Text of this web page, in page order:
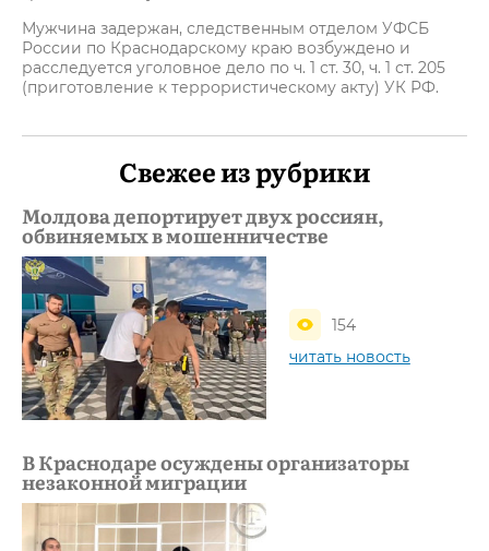
Мужчина задержан, следственным отделом УФСБ
России по Краснодарскому краю возбуждено и
расследуется уголовное дело по ч. 1 ст. 30, ч. 1 ст. 205
(приготовление к террористическому акту) УК РФ.
Свежее из рубрики
Молдова депортирует двух россиян,
обвиняемых в мошенничестве
154
читать новость
В Краснодаре осуждены организаторы
незаконной миграции